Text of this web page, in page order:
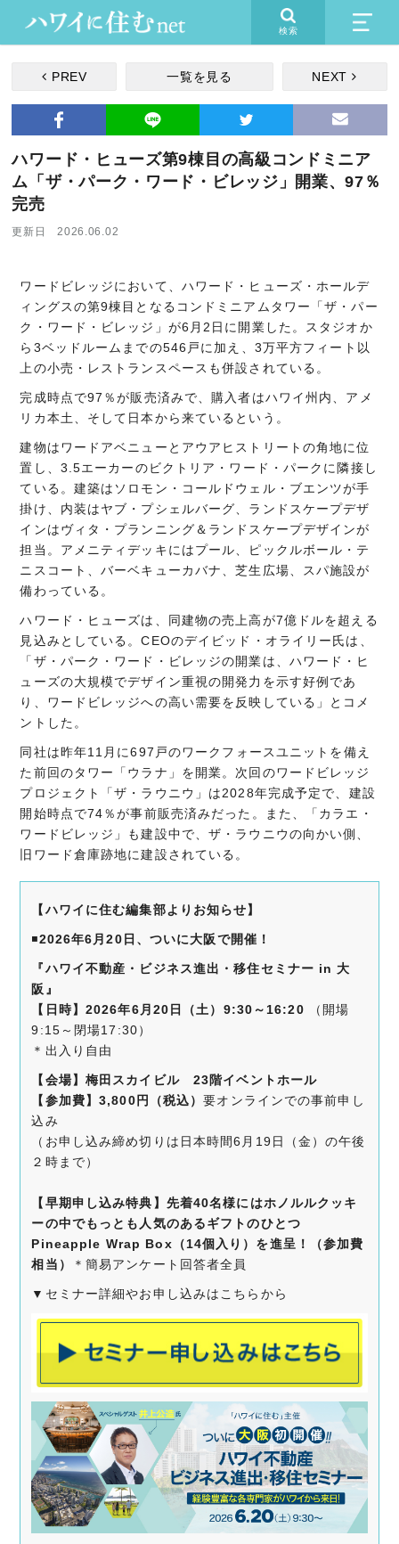
検索
PREV 一覧を見る NEXT
ハワード・ヒューズ第9棟目の高級コンドミニア
ム「ザ・パーク・ワード・ビレッジ」開業、97％
完売
更新日 2026.06.02
ワードビレッジにおいて、ハワード・ヒューズ・ホールデ
ィングスの第9棟目となるコンドミニアムタワー「ザ・パー
ク・ワード・ビレッジ」が6月2日に開業した。スタジオか
ら3ベッドルームまでの546戸に加え、3万平方フィート以
上の小売・レストランスペースも併設されている。
完成時点で97％が販売済みで、購入者はハワイ州内、アメ
リカ本土、そして日本から来ているという。
建物はワードアベニューとアウアヒストリートの角地に位
置し、3.5エーカーのビクトリア・ワード・パークに隣接し
ている。建築はソロモン・コールドウェル・ブエンツが手
掛け、内装はヤブ・プシェルバーグ、ランドスケープデザ
インはヴィタ・プランニング＆ランドスケープデザインが
担当。アメニティデッキにはプール、ピックルボール・テ
ニスコート、バーベキューカバナ、芝生広場、スパ施設が
備わっている。
ハワード・ヒューズは、同建物の売上高が7億ドルを超える
見込みとしている。CEOのデイビッド・オライリー氏は、
「ザ・パーク・ワード・ビレッジの開業は、ハワード・ヒ
ューズの大規模でデザイン重視の開発力を示す好例であ
り、ワードビレッジへの高い需要を反映している」とコメ
ントした。
同社は昨年11月に697戸のワークフォースユニットを備え
た前回のタワー「ウラナ」を開業。次回のワードビレッジ
プロジェクト「ザ・ラウニウ」は2028年完成予定で、建設
開始時点で74％が事前販売済みだった。また、「カラエ・
ワードビレッジ」も建設中で、ザ・ラウニウの向かい側、
旧ワード倉庫跡地に建設されている。
【ハワイに住む編集部よりお知らせ】
◾️2026年6月20日、ついに大阪で開催！
『ハワイ不動産・ビジネス進出・移住セミナー in 大
阪』
【日時】2026年6月20日（土）9:30～16:20 （開場
9:15～閉場17:30）
＊出入り自由
【会場】 梅田スカイビル 23階イベントホール
【参加費】3,800 円（税込）要オンラインでの事前申し
込み
（お申し込み締め切りは日本時間6月19日（金）の午後
２時まで）
【早期申し込み特典】先着40名様にはホノルルクッキ
ーの中でもっとも人気のあるギフトのひとつ
Pineapple Wrap Box（14個入り）を進呈！（参加費
相当）
＊簡易アンケート回答者全員
▼セミナー詳細やお申し込みはこちらから